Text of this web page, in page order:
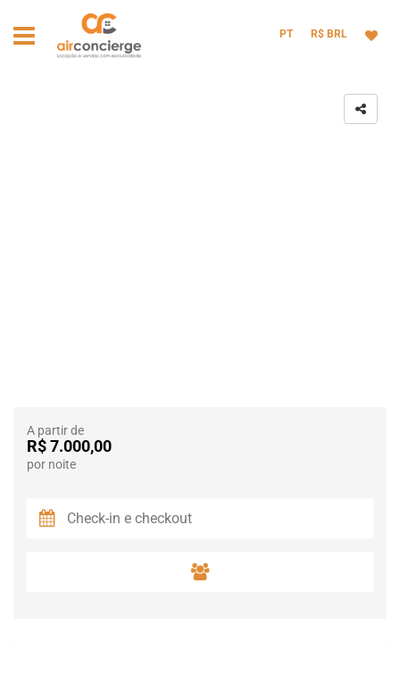
PT R$ BRL
A partir de
R$ 7.000,00
por noite